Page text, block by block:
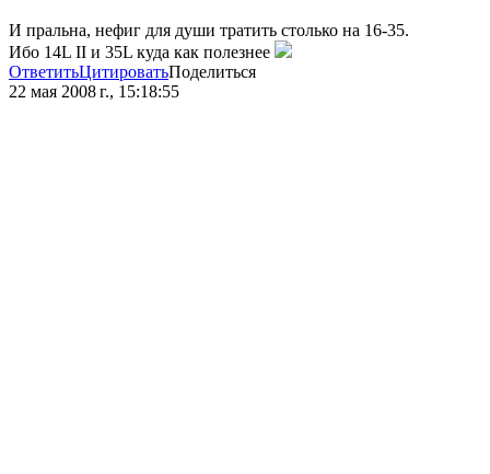
И пральна, нефиг для души тратить столько на 16-35.
Ибо 14L II и 35L куда как полезнее
ОтветитьЦитироватьПоделиться
22 мая 2008 г., 15:18:55